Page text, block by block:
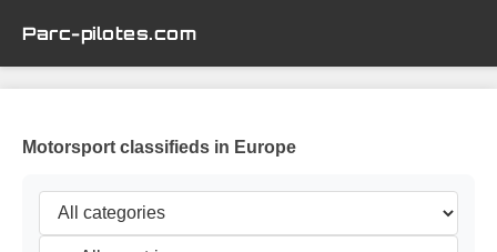
Parc-pilotes.com
Motorsport classifieds in Europe